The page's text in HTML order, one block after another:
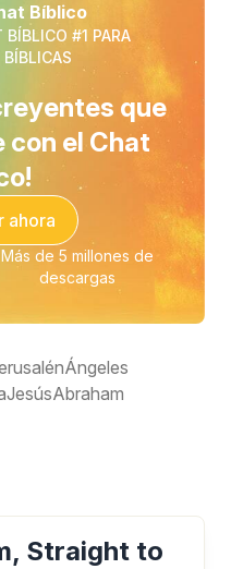
Bíblico
BÍBLICO #1 PARA
BÍBLICAS
que
con el Chat
ahora
Más de 5 millones de
descargas
Ángeles
JesúsAbraham
Straight to